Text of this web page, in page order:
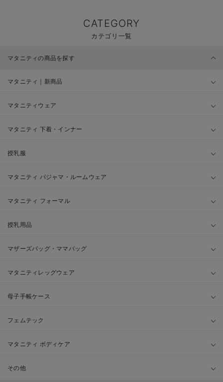
CATEGORY
カテゴリ一覧
マタニティの商品を探す
マタニティ｜新商品
マタニティウェア
マタニティ 下着・インナー
授乳服
マタニティ パジャマ・ルームウェア
マタニティ フォーマル
授乳用品
マザーズバッグ・ママバッグ
マタニティレッグウェア
母子手帳ケース
フェムテック
マタニティ ボディケア
その他